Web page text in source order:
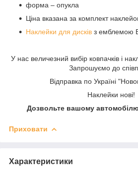
форма – опукла
Ціна вказана за комплект
Наклейки для дисків з емблемою
У нас величезний вибір ковпачків і
Запрошуємо до
Відправка по Україні
Наклейки нові!
Дозвольте вашому
Приховати
Характеристики